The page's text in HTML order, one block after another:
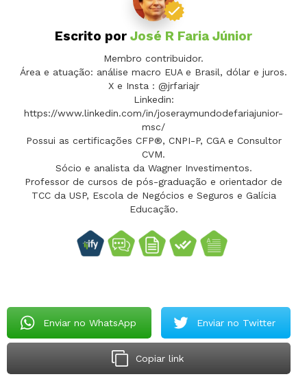
Escrito por José R Faria Júnior
Membro contribuidor.
Área e atuação: análise macro EUA e Brasil, dólar e juros.
X e Insta : @jrfariajr
Linkedin:
https://www.linkedin.com/in/joseraymundodefariajunior-
msc/
Possui as certificações CFP®, CNPI-P, CGA e Consultor
CVM.
Sócio e analista da Wagner Investimentos.
Professor de cursos de pós-graduação e orientador de
TCC da USP, Escola de Negócios e Seguros e Galícia
Educação.
Enviar no WhatsApp Enviar no Twitter
Copiar link